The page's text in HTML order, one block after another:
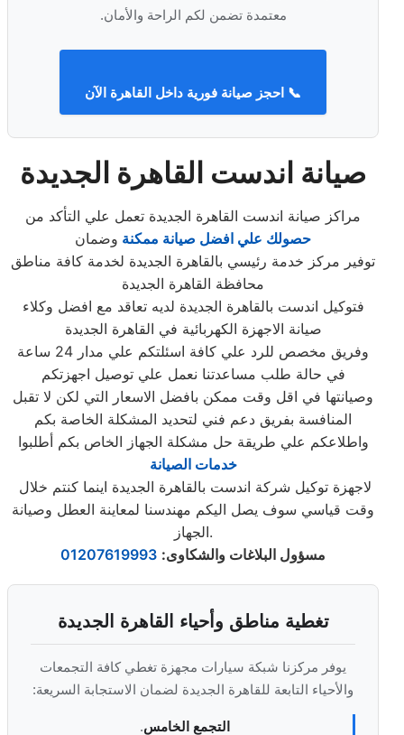
معتمدة تضمن لكم الراحة والأمان.
📞 احجز صيانة فورية داخل القاهرة الآن
صيانة اندست القاهرة الجديدة
مراكز صيانة اندست القاهرة الجديدة تعمل علي التأكد من
حصولك علي افضل صيانة ممكنة وضمان
توفير مركز خدمة رئيسي بالقاهرة الجديدة لخدمة كافة مناطق
محافظة القاهرة الجديدة
فتوكيل اندست بالقاهرة الجديدة لديه تعاقد مع افضل وكلاء
صيانة الاجهزة الكهربائية في القاهرة الجديدة
وفريق مخصص للرد علي كافة اسئلتكم علي مدار 24 ساعة
في حالة طلب مساعدتنا نعمل علي توصيل اجهزتكم
وصيانتها في اقل وقت ممكن بافضل الاسعار التي لكن لا تقبل
المنافسة بفريق دعم فني لتحديد المشكلة الخاصة بكم
واطلاعكم علي طريقة حل مشكلة الجهاز الخاص بكم أطلبوا
خدمات الصيانة
وقت قياسي سوف يصل اليكم مهندسنا لمعاينة العطل وصيانة
الجهاز.
مسؤول البلاغات والشكاوى:
01207619993
تغطية مناطق وأحياء القاهرة الجديدة
يوفر مركزنا شبكة سيارات مجهزة تغطي كافة التجمعات
والأحياء التابعة للقاهرة الجديدة لضمان الاستجابة السريعة:
التجمع الخامس.